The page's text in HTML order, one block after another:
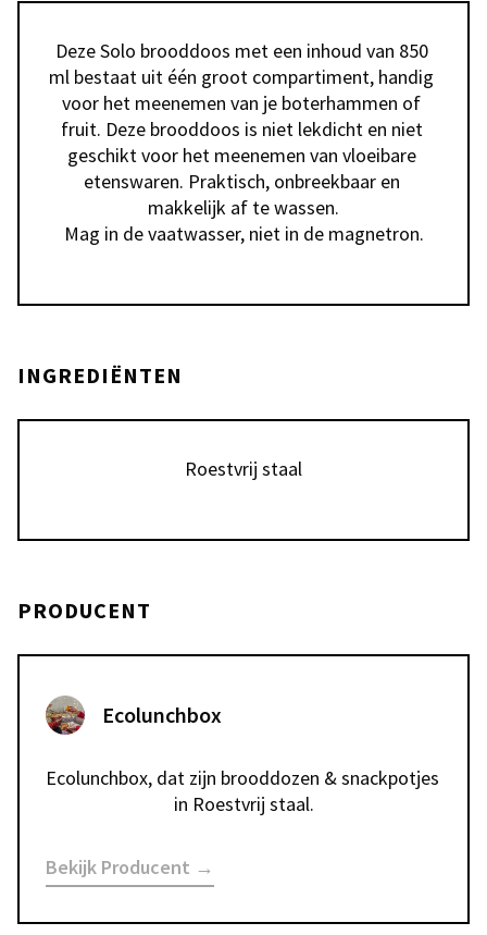
Deze Solo brooddoos met een inhoud van 850
ml bestaat uit één groot compartiment, handig
voor het meenemen van je boterhammen of
fruit. Deze brooddoos is niet lekdicht en niet
geschikt voor het meenemen van vloeibare
etenswaren. Praktisch, onbreekbaar en
makkelijk af te wassen.
Mag in de vaatwasser, niet in de magnetron.
INGREDIËNTEN
Roestvrij staal
PRODUCENT
Ecolunchbox
Ecolunchbox, dat zijn brooddozen & snackpotjes
in Roestvrij staal.
Bekijk Producent →